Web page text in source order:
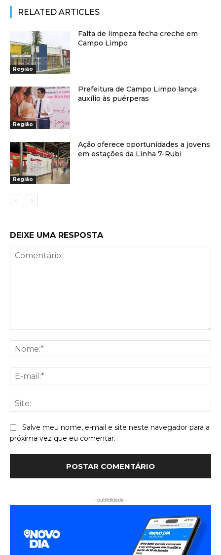
RELATED ARTICLES
Região
Falta de limpeza fecha creche em
Campo Limpo
Região
Prefeitura de Campo Limpo lança
auxílio às puérperas
Região
Ação oferece oportunidades a jovens
em estações da Linha 7-Rubi
DEIXE UMA RESPOSTA
Salve meu nome, e-mail e site neste navegador para a
próxima vez que eu comentar.
- publididade -